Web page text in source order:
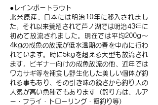
●レインボートラウト
北米原産、日本には明治10年に移入されまし
た。それ以来養殖されて芦ノ湖では明治43年に
初めて放流されました。現在では平均200g～
4kgの成魚の放流が低水温期の春を中心に行わ
れています。時に5kgを超える大型も放流され
ます。ピギナ一向けの成魚放流の他、近年では
ワカサギ等を補食し野生化した美しい個体が釣
れる事もあり、その引き味の鋭さから釣り人の
人気が高い魚種でもあります（釣り方は、ルア
ー・フライ・トローリング・餌釣り等）